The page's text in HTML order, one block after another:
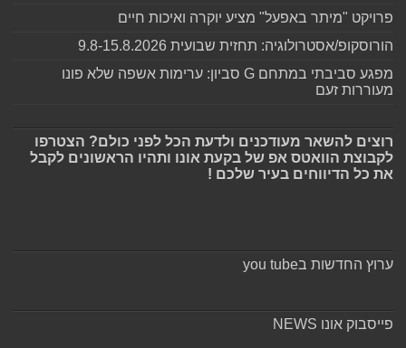
פרויקט "מיתר באפעל" מציע יוקרה ואיכות חיים
הורוסקופ/אסטרולוגיה: תחזית שבועית 9.8-15.8.2026
מפגע סביבתי במתחם G סביון: ערימות אשפה שלא פונו
מעוררות זעם
רוצים להשאר מעודכנים ולדעת הכל לפני כולם? הצטרפו
לקבוצת הוואטס אפ של בקעת אונו ותהיו הראשונים לקבל
את כל הדיווחים בעיר שלכם !
ערוץ החדשות בyou tube
פייסבוק אונו NEWS